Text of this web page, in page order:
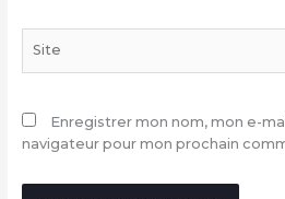
Enregistrer mon nom, mon e-
navigateur pour mon prochain